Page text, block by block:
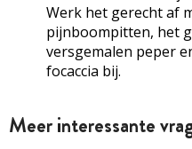
Werk het gerecht af
pijnboompitten, het
versgemalen peper
focaccia bij.
Meer interessante